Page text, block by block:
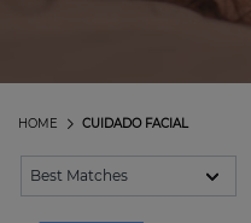
CUIDADO FACIAL
HOME